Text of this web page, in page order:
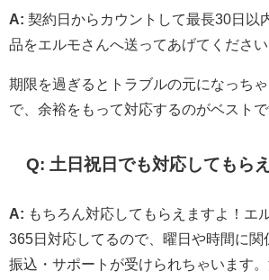
A: 契約日からカウントして最長30日以
品をエルモさんへ送ってあげてください
期限を過ぎるとトラブルの元になっち
で、余裕をもって対応するのがベストで
Q: 土日祝日でも対応してもら
A: もちろん対応してもらえますよ！エ
365日対応してるので、曜日や時間に関
振込・サポートが受けられちゃいます